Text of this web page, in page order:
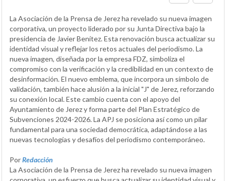
La Asociación de la Prensa de Jerez ha revelado su nueva imagen
corporativa, un proyecto liderado por su Junta Directiva bajo la
presidencia de Javier Benítez. Esta renovación busca actualizar su
identidad visual y reflejar los retos actuales del periodismo. La
nueva imagen, diseñada por la empresa FDZ, simboliza el
compromiso con la verificación y la credibilidad en un contexto de
desinformación. El nuevo emblema, que incorpora un símbolo de
validación, también hace alusión a la inicial "J" de Jerez, reforzando
su conexión local. Este cambio cuenta con el apoyo del
Ayuntamiento de Jerez y forma parte del Plan Estratégico de
Subvenciones 2024-2026. La APJ se posiciona así como un pilar
fundamental para una sociedad democrática, adaptándose a las
nuevas tecnologías y desafíos del periodismo contemporáneo.
PorRedacción
La Asociación de la Prensa de Jerez ha revelado su nueva imagen